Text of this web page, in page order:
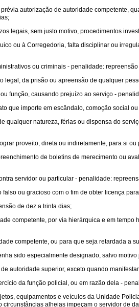
autorização de autoridade competente,
legais, sem justo motivo, procedimentos
ou à Corregedoria, falta disciplinar ou
ou criminais - penalidade:
legal, da prisão ou apreensão de qualquer
função, causando prejuízo ao serviço -
que importe em escândalo, comoção social
qualquer natureza, férias ou dispensa do
proveito, direta ou indiretamente, para si
de boletins de merecimento ou
servidor ou particular - penalidade:
ou gracioso com o fim de obter licença
de dez a trinta dias;
competente, por via hierárquica e em
competente, ou para que seja retardada a
sido especialmente designado, salvo
autoridade superior, exceto quando
da função policial, ou em razão dela -
equipamentos e veículos da Unidade
alheias impeçam o servidor de